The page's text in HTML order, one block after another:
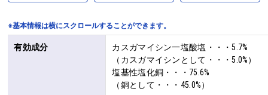
※基本情報は横にスクロールすることができます。
有効成分
カスガマイシン一塩酸塩・・・5.7%
（カスガマイシンとして・・・5.0%）
塩基性塩化銅・・・75.6%
（銅として・・・45.0%）